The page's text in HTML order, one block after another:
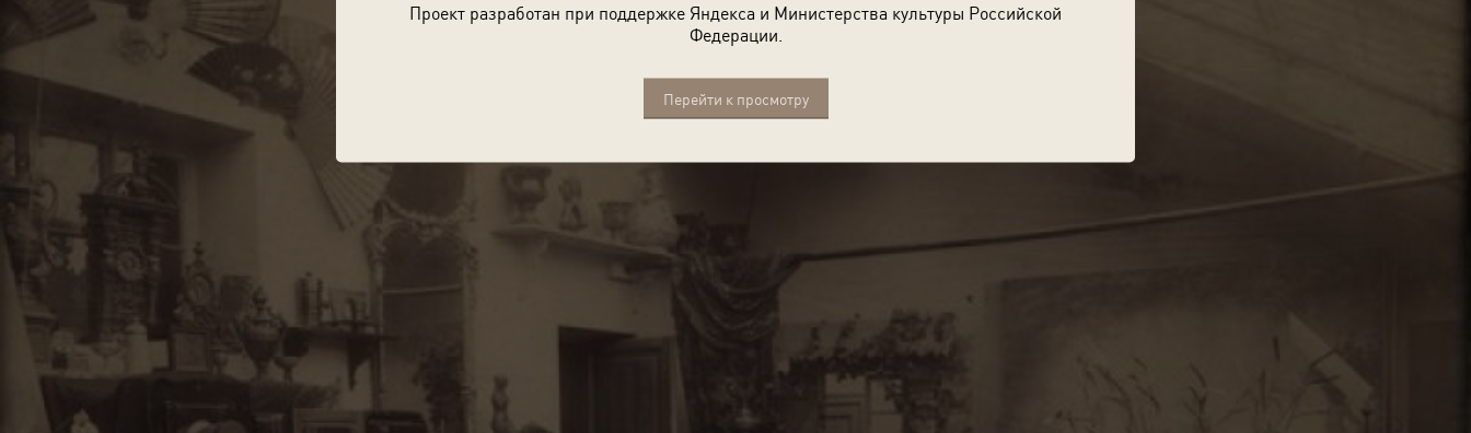
Проект разработан при поддержке Яндекса и Министерства культуры Российской
Федерации.
Перейти к просмотру